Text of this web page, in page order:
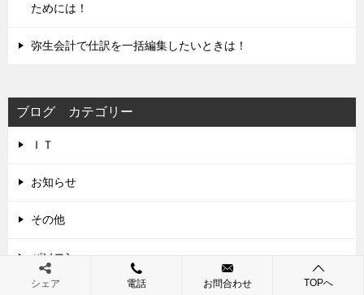
ためには！
弥生会計で仕訳を一括編集したいときは！
ブログ カテゴリー
ＩＴ
お知らせ
その他
パソコン
シェア 電話 お問合わせ TOPへ